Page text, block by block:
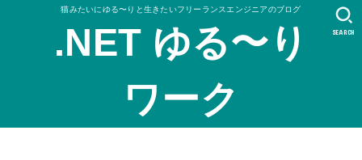
猫みたいにゆる〜りと生きたいフリーランスエンジニアのブログ
.NET ゆる〜り
ワーク
SEARCH